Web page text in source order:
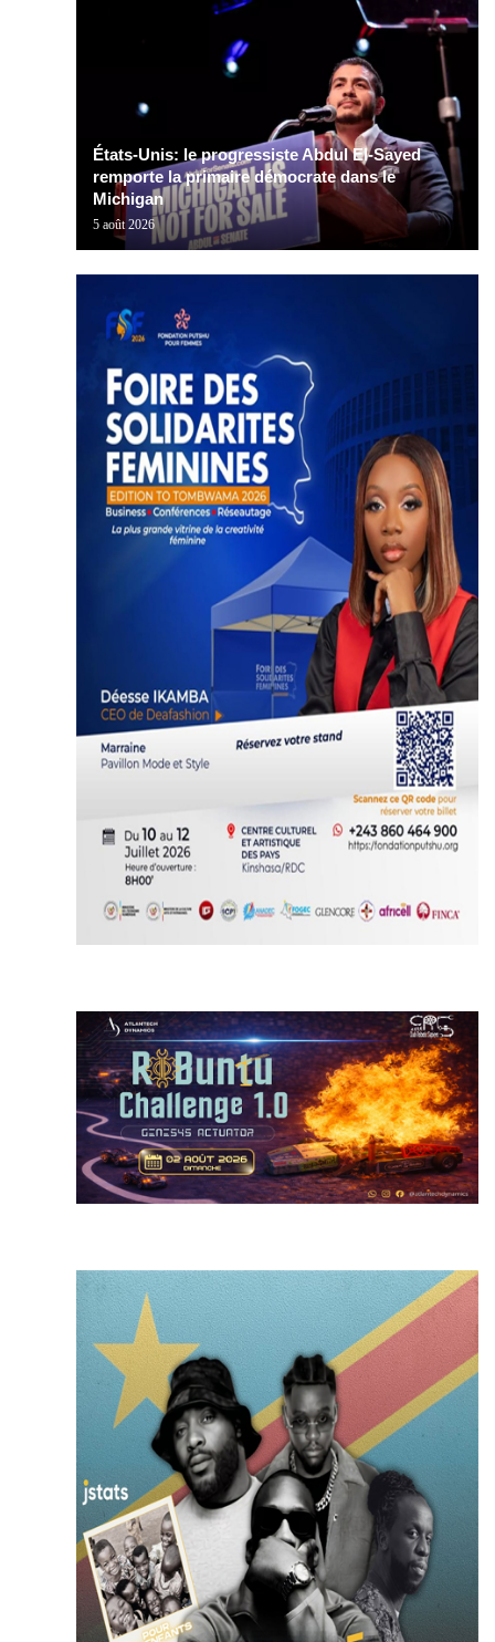
États-Unis: le progressiste Abdul El-Sayed
remporte la primaire démocrate dans le
Michigan
5 août 2026